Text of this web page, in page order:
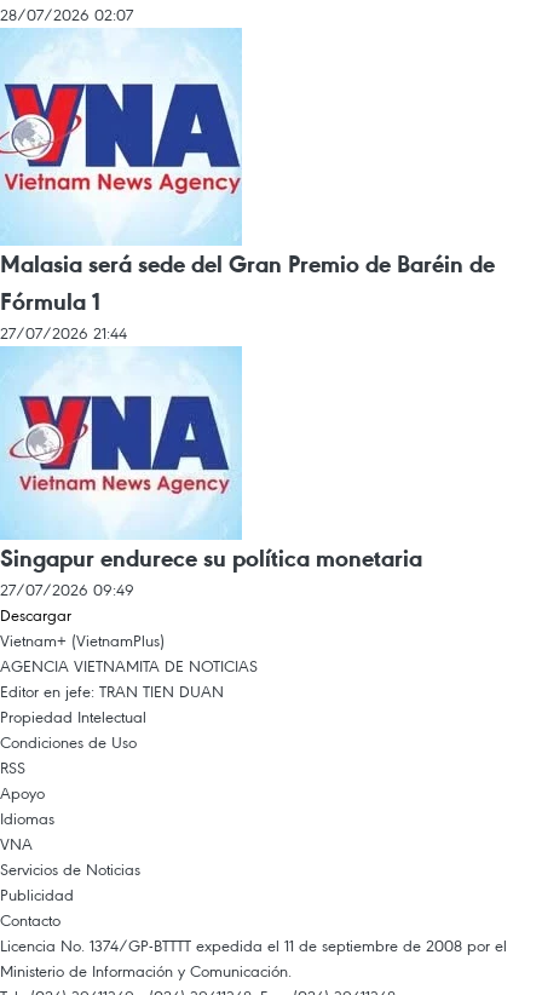
28/07/2026 02:07
Malasia será sede del Gran Premio de Baréin de
Fórmula 1
27/07/2026 21:44
Singapur endurece su política monetaria
27/07/2026 09:49
Descargar
Vietnam+ (VietnamPlus)
AGENCIA VIETNAMITA DE NOTICIAS
Editor en jefe: TRAN TIEN DUAN
Propiedad Intelectual
Condiciones de Uso
RSS
Apoyo
Idiomas
VNA
Servicios de Noticias
Publicidad
Contacto
Licencia No. 1374/GP-BTTTT expedida el 11 de septiembre de 2008 por el
Ministerio de Información y Comunicación.